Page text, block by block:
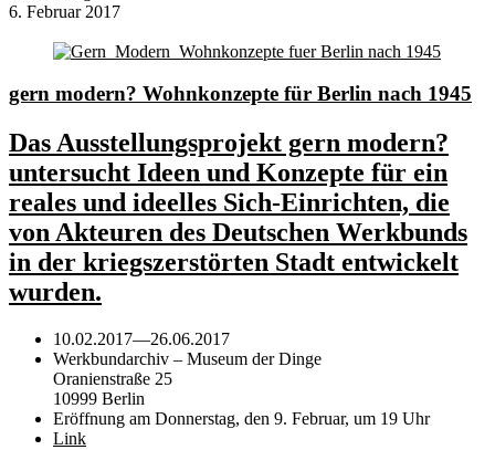
6. Februar 2017
gern modern? Wohnkonzepte für Berlin nach 1945
Das Ausstellungsprojekt gern modern?
untersucht Ideen und Konzepte für ein
reales und ideelles Sich-Einrichten, die
von Akteuren des Deutschen Werkbunds
in der kriegszerstörten Stadt entwickelt
wurden.
10.02.2017—26.06.2017
Werkbundarchiv – Museum der Dinge
Oranienstraße 25
10999 Berlin
Eröffnung am Donnerstag, den 9. Februar, um 19 Uhr
Link